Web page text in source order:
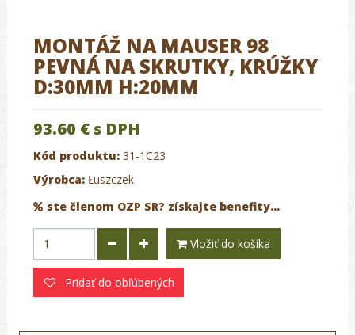
MONTÁŽ NA MAUSER 98
PEVNÁ NA SKRUTKY, KRÚŽKY
D:30MM H:20MM
93.60 € s DPH
Kód produktu: 31-1C23
Výrobca: Łuszczek
ste členom OZP SR? získajte benefity...
Vložiť do košíka
Pridať do obľúbených